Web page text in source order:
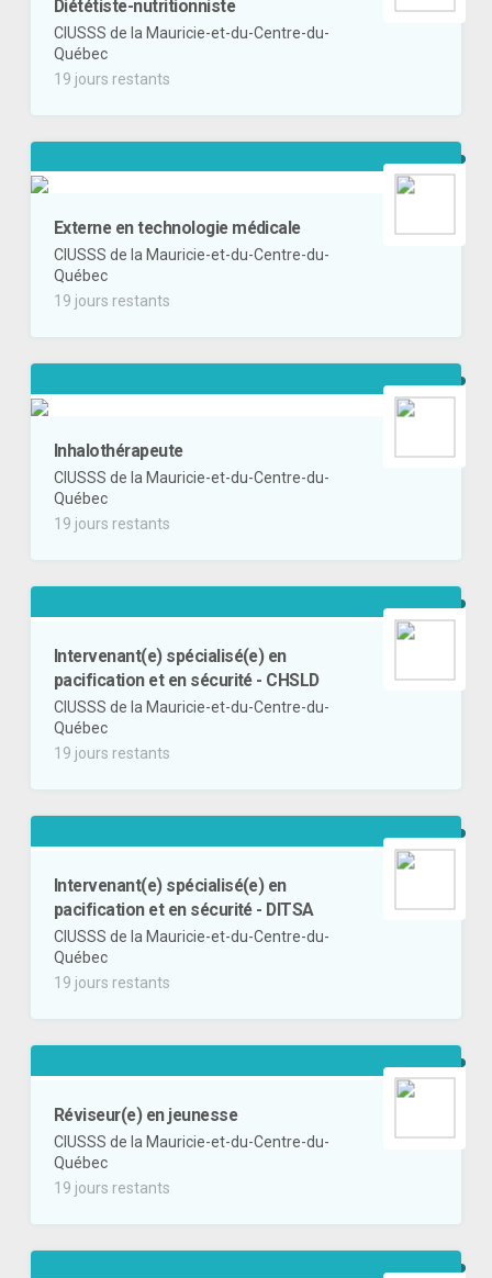
Diététiste-nutritionniste
CIUSSS de la Mauricie-et-du-Centre-du-
Québec
19 jours restants
Externe en technologie médicale
CIUSSS de la Mauricie-et-du-Centre-du-
Québec
19 jours restants
Inhalothérapeute
CIUSSS de la Mauricie-et-du-Centre-du-
Québec
19 jours restants
Intervenant(e) spécialisé(e) en
pacification et en sécurité - CHSLD
CIUSSS de la Mauricie-et-du-Centre-du-
Québec
19 jours restants
Intervenant(e) spécialisé(e) en
pacification et en sécurité - DITSA
CIUSSS de la Mauricie-et-du-Centre-du-
Québec
19 jours restants
Réviseur(e) en jeunesse
CIUSSS de la Mauricie-et-du-Centre-du-
Québec
19 jours restants